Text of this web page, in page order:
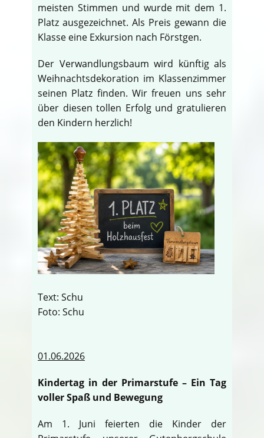
meisten Stimmen und wurde mit dem 1.
Platz ausgezeichnet. Als Preis gewann die
Klasse eine Exkursion nach Förstgen.
Der Verwandlungsbaum wird künftig als
Weihnachtsdekoration im Klassenzimmer
seinen Platz finden. Wir freuen uns sehr
über diesen tollen Erfolg und gratulieren
den Kindern herzlich!
Text: Schu
Foto: Schu
01.06.2026
Kindertag in der Primarstufe – Ein Tag
voller Spaß und Bewegung
Am 1. Juni feierten die Kinder der